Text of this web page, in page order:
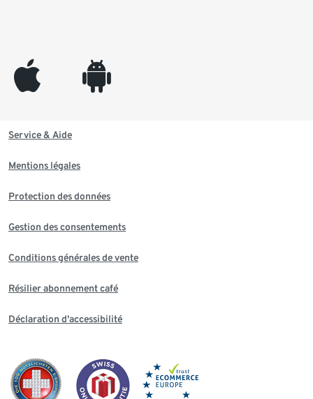
appleinc android
Service & Aide
Mentions légales
Protection des données
Gestion des consentements
Conditions générales de vente
Résilier abonnement café
Déclaration d'accessibilité